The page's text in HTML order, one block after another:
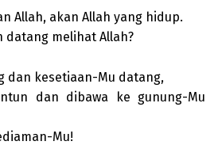
Allah, akan Allah yang hidup.
datang melihat Allah?
dan kesetiaan-Mu datang,
dan dibawa ke gunung-Mu
Mu!